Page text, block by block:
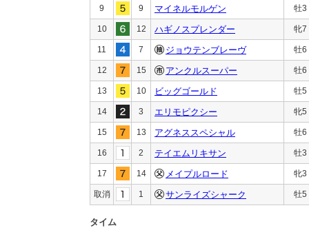
9 9 マイネルモルゲン 牡3
10 12 ハギノスプレンダー 牝7
11 7 ジョウテンブレーヴ 牡6
12 15 アンクルスーパー 牡6
13 10 ビッグゴールド 牡5
14 3 エリモピクシー 牝5
15 13 アグネススペシャル 牡6
16 2 テイエムリキサン 牡3
17 14 メイプルロード 牝3
取消 1 サンライズシャーク 牡5
タイム